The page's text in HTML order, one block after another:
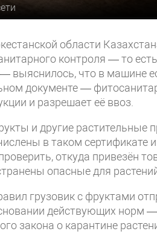
области
контроля — то
— выяснилось, что в машине
документе —
и разрешает её ввоз.
и другие растительные
в таком сертификате
откуда привезён
опасные для
грузовик с фруктами
действующих норм
закона о карантине